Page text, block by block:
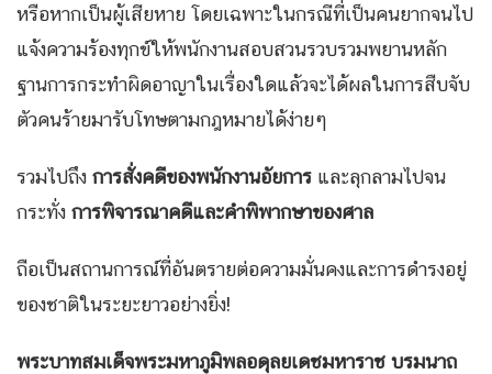
หรือหากเป็นผู้เสียหาย โดยเฉพาะในกรณีที่เป็นคนยากจนไป
แจ้งความร้องทุกข์ให้พนักงานสอบสวนรวบรวมพยานหลัก
ฐานการกระทำผิดอาญาในเรื่องใดแล้วจะได้ผลในการสืบจับ
ตัวคนร้ายมารับโทษตามกฎหมายได้ง่ายๆ
รวมไปถึง การสั่งคดีของพนักงานอัยการ และลุกลามไปจน
กระทั่ง การพิจารณาคดีและคำพิพากษาของศาล
ถือเป็นสถานการณ์ที่อันตรายต่อความมั่นคงและการดำรงอยู่
ของชาติในระยะยาวอย่างยิ่ง!
พระบาทสมเด็จพระมหาภูมิพลอดุลยเดชมหาราช บรมนาถ